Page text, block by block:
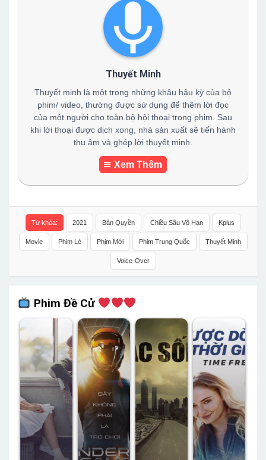
Thuyết Minh
Thuyết minh là một trong những khâu hậu kỳ của bộ
phim/ video, thường được sử dụng để thêm lời đọc
của một người cho toàn bộ hội thoại trong phim. Sau
khi lời thoại được dịch xong, nhà sản xuất sẽ tiến hành
thu âm và ghép lời thuyết minh.
Xem Thêm
Từ khóa: 2021 Bản Quyền Chiều Sâu Vô Hạn Kplus
Movie Phim Lẻ Phim Mới Phim Trung Quốc Thuyết Minh
Voice-Over
Phim Đề Cử